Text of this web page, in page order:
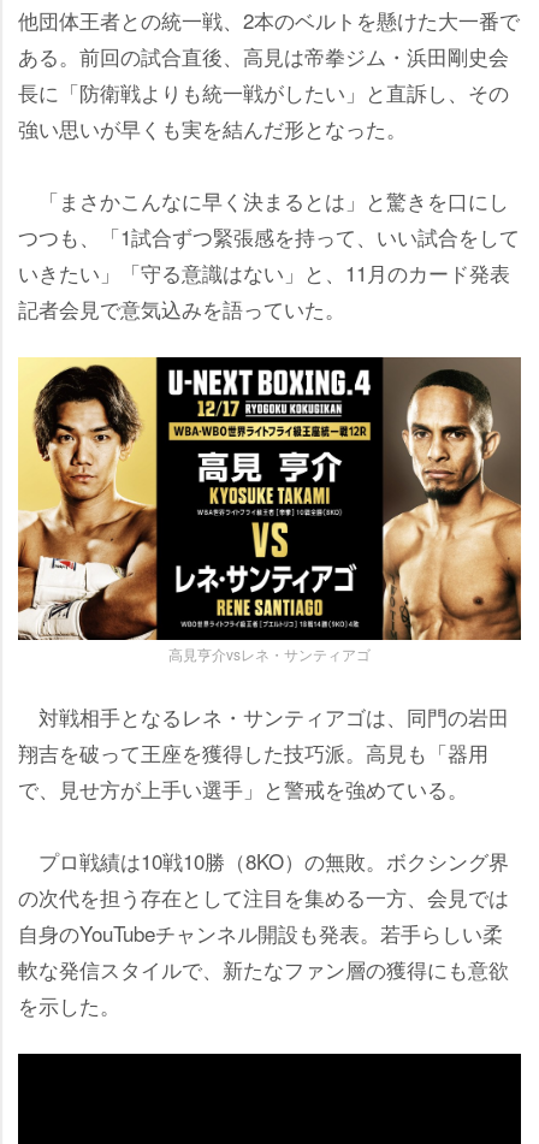
他団体王者との統一戦、2本のベルトを懸けた大一番で
ある。前回の試合直後、高見は帝拳ジム・浜田剛史会
長に「防衛戦よりも統一戦がしたい」と直訴し、その
強い思いが早くも実を結んだ形となった。
「まさかこんなに早く決まるとは」と驚きを口にし
つつも、「1試合ずつ緊張感を持って、いい試合をして
いきたい」「守る意識はない」と、11月のカード発表
記者会見で意気込みを語っていた。
高見亨介vsレネ・サンティアゴ
対戦相手となるレネ・サンティアゴは、同門の岩田
翔吉を破って王座を獲得した技巧派。高見も「器用
で、見せ方が上手い選手」と警戒を強めている。
プロ戦績は10戦10勝（8KO）の無敗。ボクシング界
の次代を担う存在として注目を集める一方、会見では
自身のYouTubeチャンネル開設も発表。若手らしい柔
軟な発信スタイルで、新たなファン層の獲得にも意欲
を示した。